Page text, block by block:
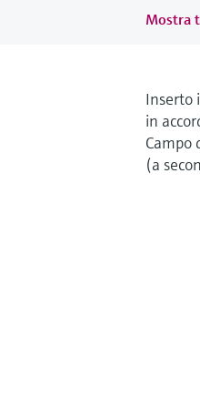
Mostra
Inserto
in
Campo
(a